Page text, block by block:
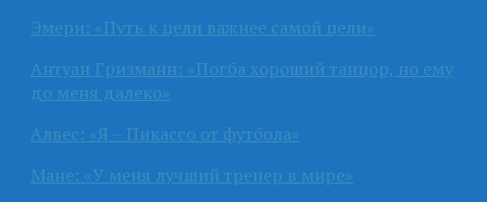
Эмери: «Путь к цели важнее самой цели»
Антуан Гризманн: «Погба хороший танцор, но ему
до меня далеко»
Алвес: «Я – Пикассо от футбола»
Мане: «У меня лучший тренер в мире»